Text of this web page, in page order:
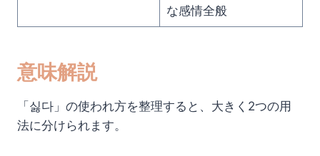
な感情全般
意味解説
「싫다」の使われ方を整理すると、大きく2つの用
法に分けられます。